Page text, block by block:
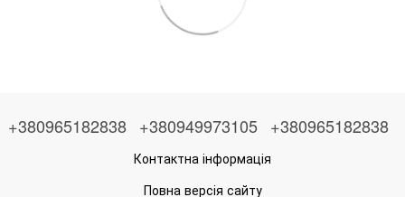
+380965182838 +380949973105 +380965182838
Контактна інформація
Повна версія сайту